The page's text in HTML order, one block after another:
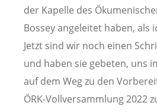
der Kapelle des
Bossey angeleitet haben, als
Jetzt sind wir noch einen
und haben sie gebeten, uns
auf dem Weg zu den
ÖRK-Vollversammlung 2022